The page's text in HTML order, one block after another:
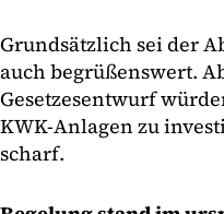
Grundsätzlich sei der
auch begrüßenswert.
Gesetzesentwurf
KWK-Anlagen zu
scharf.